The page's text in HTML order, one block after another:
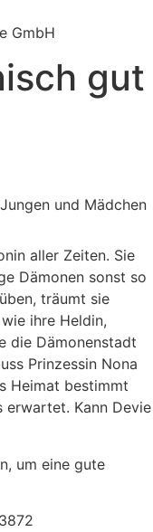
GmbH
gut
und Mädchen
aller Zeiten. Sie
Dämonen sonst so
träumt sie
ihre Heldin,
die Dämonenstadt
Prinzessin Nona
Heimat bestimmt
erwartet. Kann Devie
um eine gute